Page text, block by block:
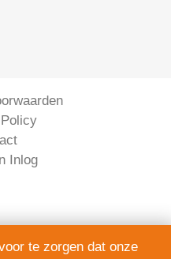
Inlog
te zorgen dat onze